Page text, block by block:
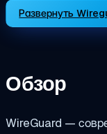
Развернуть
Обзор
WireGuard —